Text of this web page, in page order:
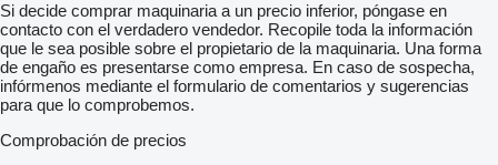
Si decide comprar maquinaria a un precio inferior, póngase en
contacto con el verdadero vendedor. Recopile toda la información
que le sea posible sobre el propietario de la maquinaria. Una forma
de engaño es presentarse como empresa. En caso de sospecha,
infórmenos mediante el formulario de comentarios y sugerencias
para que lo comprobemos.
Comprobación de precios